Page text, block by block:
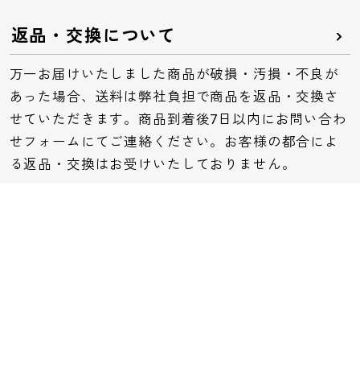
返品・交換について
万一お届けいたしました商品が破損・汚損・不良が
あった場合、送料は弊社負担で商品を返品・交換さ
せていただきます。商品到着後7日以内にお問い合わ
せフォームにてご連絡ください。お客様の都合によ
る返品・交換はお受けいたしておりません。